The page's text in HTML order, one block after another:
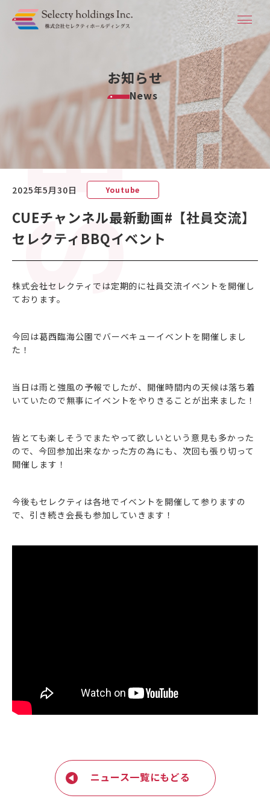
お知らせ
News
2025年5月30日 Youtube
CUEチャンネル最新動画#【社員交流】
セレクティBBQイベント
株式会社セレクティでは定期的に社員交流イベントを開催し
ております。
今回は葛西臨海公園でバーベキューイベントを開催しまし
た！
当日は雨と強風の予報でしたが、開催時間内の天候は落ち着
いていたので無事にイベントをやりきることが出来ました！
皆とても楽しそうでまたやって欲しいという意見も多かった
ので、今回参加出来なかった方の為にも、次回も張り切って
開催します！
今後もセレクティは各地でイベントを開催して参りますの
で、引き続き会長も参加していきます！
ニュース一覧にもどる